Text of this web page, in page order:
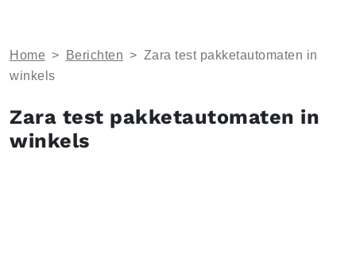
Home > Berichten > Zara test pakketautomaten in
winkels
Zara test pakketautomaten in
winkels